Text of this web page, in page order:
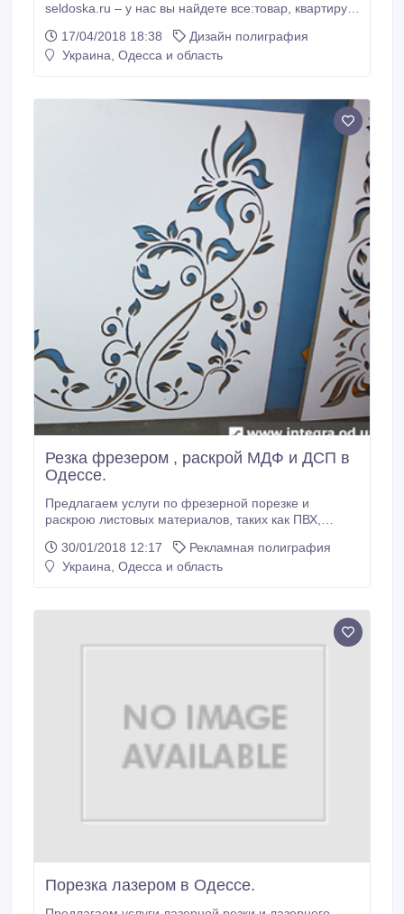
seldoska.ru – у нас вы найдете все:товар, квартиру,
бизнес, телефон, коттедж и другое selboard.ru +
http://selboard.ru/add.
17/04/2018 18:38
Дизайн полиграфия
Украина, Одесса и область
Резка фрезером , раскрой МДФ и ДСП в
Одессе.
Предлагаем услуги по фрезерной порезке и
раскрою листовых материалов, таких как ПВХ,
полипропилен, полистирол, САН и т.д. В нашем
арсенале два фрезера с максимальным размером
30/01/2018 12:17
Рекламная полиграфия
Украина, Одесса и область
Порезка лазером в Одессе.